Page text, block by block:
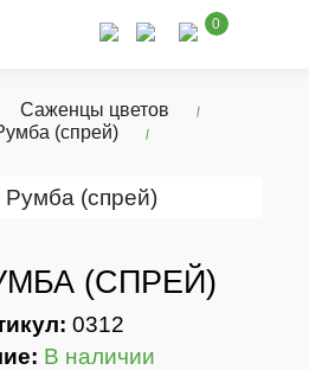
0
Саженцы цветов
(спрей)
(СПРЕЙ)
0312
В наличии